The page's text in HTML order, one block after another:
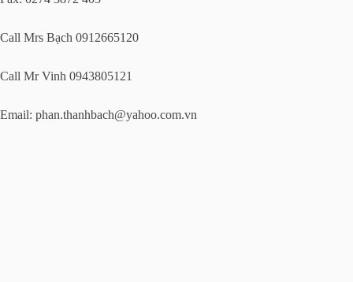
Call Mrs Bạch 0912665120
Call Mr Vinh 0943805121
Email: phan.thanhbach@yahoo.com.vn